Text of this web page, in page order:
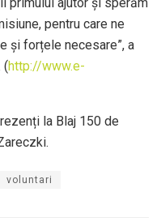
primului ajutor și sperăm
pentru care ne
și forțele necesare”, a
(http://www.e-
la Blaj 150 de
voluntari